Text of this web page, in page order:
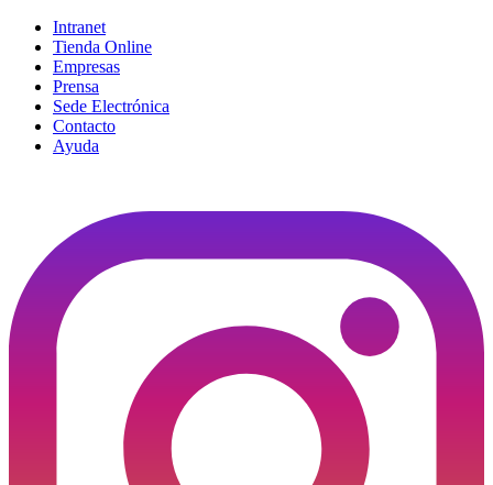
Intranet
Tienda Online
Empresas
Prensa
Sede Electrónica
Contacto
Ayuda